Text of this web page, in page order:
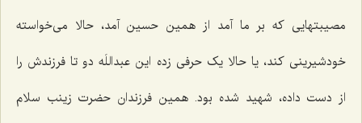
مصیبتهایی که بر ما آمد از همین حسین آمد، حالا می‌خواسته
خودشیرینی کند، یا حالا یک حرفی زده این عبداللَه دو تا فرزندش را
از دست داده، شهید شده بود. همین فرزندان حضرت زینب سلام